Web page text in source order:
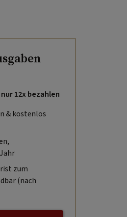
12x bezahlen
& kostenlos
zum
(nach